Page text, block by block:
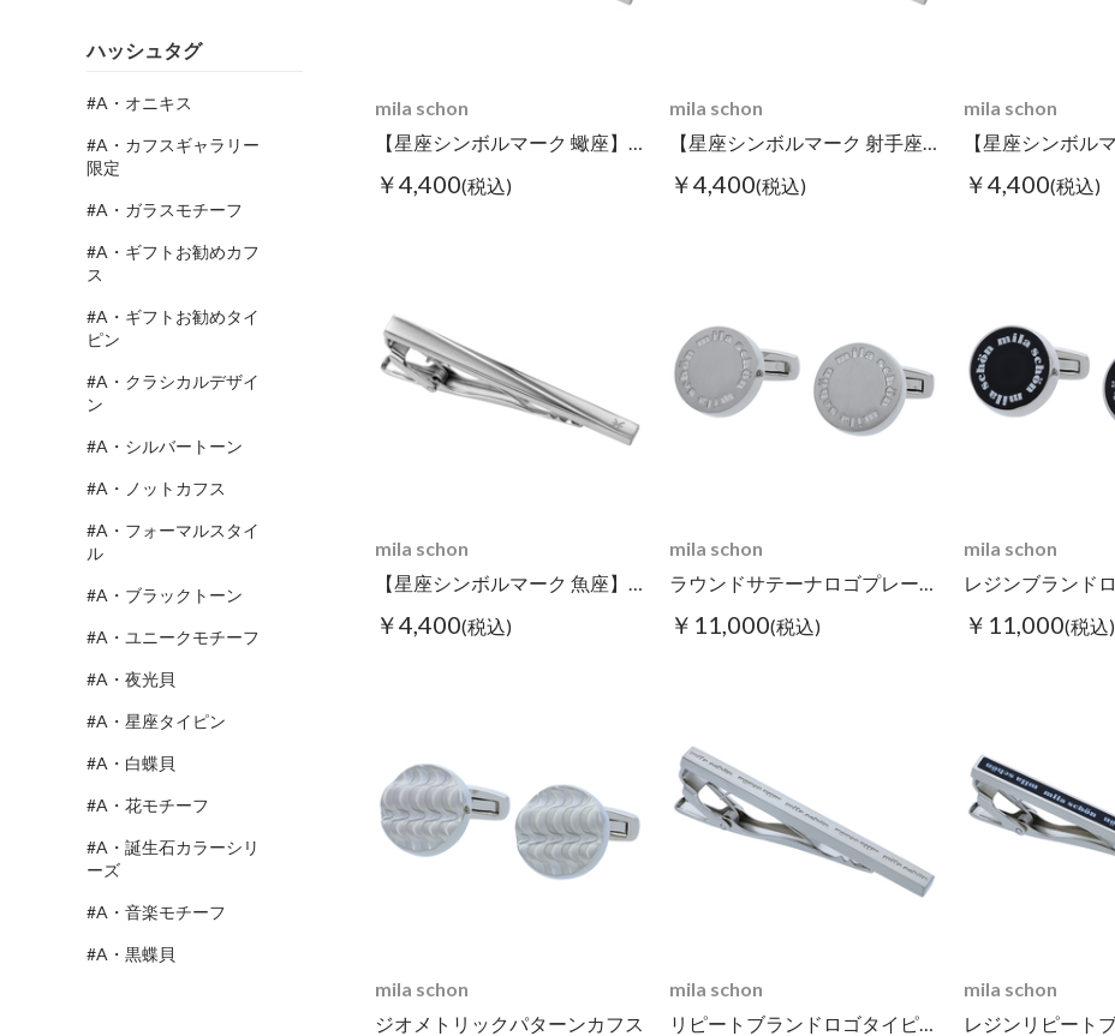
ハッシュタグ
#A・オニキス
#A・カフスギャラリー
限定
#A・ガラスモチーフ
#A・ギフトお勧めカフ
ス
#A・ギフトお勧めタイ
ピン
#A・クラシカルデザイ
ン
#A・シルバートーン
#A・ノットカフス
#A・フォーマルスタイ
ル
#A・ブラックトーン
#A・ユニークモチーフ
#A・夜光貝
#A・星座タイピン
#A・白蝶貝
#A・花モチーフ
#A・誕生石カラーシリ
ーズ
#A・音楽モチーフ
#A・黒蝶貝
mila schon
【星座シンボルマーク 蠍座】タイピン
￥4,400(税込)
mila schon
【星座シンボルマーク 射手座】タイピン
￥4,400(税込)
mila schon
￥4,400(税込)
mila schon
【星座シンボルマーク 魚座】タイピン
￥4,400(税込)
mila schon
ラウンドサテーナロゴプレートカフス シルバー
￥11,000(税込)
mila schon
￥11,000(税込)
mila schon
ジオメトリックパターンカフス
mila schon
リピートブランドロゴタイピン シルバー
mila schon